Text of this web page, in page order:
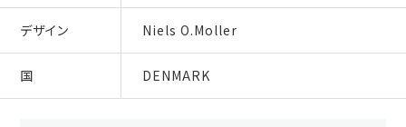
デザイン Niels O.Moller
国 DENMARK